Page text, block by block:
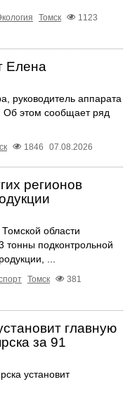
Томск
1123
Елена
руководитель аппарата
Об этом сообщает ряд
1846 07.08.2026
регионов
области
тонны подконтрольной
...
Томск
381
главную
за 91
установит